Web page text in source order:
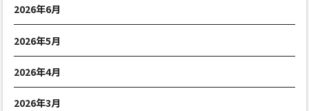
2026年6月
2026年5月
2026年4月
2026年3月